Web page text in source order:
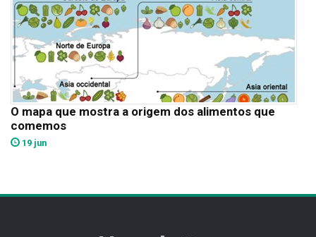
O mapa que mostra a origem dos alimentos que
comemos
19 jun